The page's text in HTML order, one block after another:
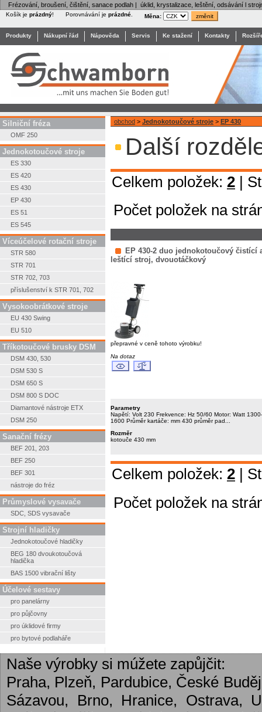
Frézování, broušení, čištění, sanace podlah | úklid, krystalizace, leštění, odsávání l
Košík je prázdný! Porovnávání je prázdné Měna:
Produkty Nákupní řád Nápověda Servis Ke stažení Kontakty
Silniční fréza
OMF 250
Jednokotoučové stroje
ES 330
ES 420
ES 430
EP 430
ES 51
ES 545
Víceúčelové rotační stroje
STR 580
STR 701
STR 702, 703
příslušenství k STR 701, 702
Vysokoobrátkové stroje
EU 430 Swing
EU 510
Tříkotoučové brusky DSM
DSM 430, 530
DSM 530 S
DSM 650 S
DSM 800 S DOC
Diamantové nástroje ETX
DSM 250
Sanační frézy
BEF 201, 203
BEF 250
BEF 301
nástroje do fréz
Průmyslové vysavače
SDC, SDS vysavače
Strojní hladičky
Jednokotoučové hladičky
BEG 180 dvoukotoučová
hladička
BAS 1500 vibrační lišty
Účelové sestavy
pro panelárny
pro půjčovny
pro úklidové firmy
pro bytové podlaháře
obchod > Jednokotoučové stroje > EP 430
Další
Celkem položek: 2 |
Počet položek na
EP 430-2 duo jednokotoučový čistící
leštící stroj, dvouotáčkový
přepravné v ceně tohoto výrobku!
Na dotaz
Parametry
Napětí: Volt 230 Frekvence: Hz 50/60 Motor: Watt 1300-
1600 Průměr kartáče: mm 430 průměr pad...
Rozměr
kotouče 430 mm
Celkem položek: 2 |
Počet položek na
Naše výrobky si múžete zapůjčit:
Praha, Plzeň, Pardubice, České
Sázavou, Brno, Hranice, Ostrava,